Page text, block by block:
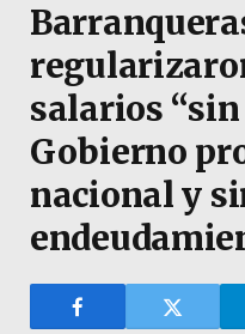
salarios
Gobierno
nacional y